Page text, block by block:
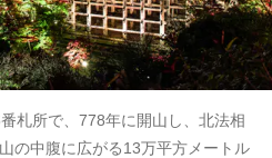
札所で、778年に開山し、北法相
の中腹に広がる13万平方メートル